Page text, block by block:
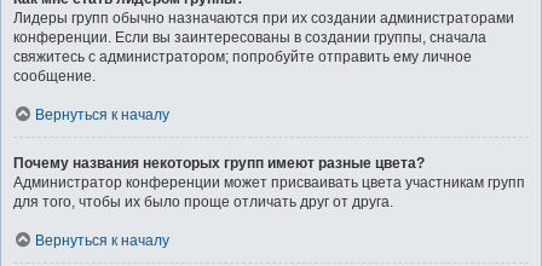
Лидеры групп обычно назначаются при их создании администраторами
конференции. Если вы заинтересованы в создании группы, сначала
свяжитесь с администратором; попробуйте отправить ему личное
сообщение.
Вернуться к началу
Почему названия некоторых групп имеют разные цвета?
Администратор конференции может присваивать цвета участникам групп
для того, чтобы их было проще отличать друг от друга.
Вернуться к началу